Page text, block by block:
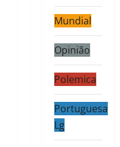
Mundial
Opinião
Polemica
Portuguesa
Lg